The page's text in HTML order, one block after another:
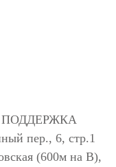
пер., 6, стр.1
(600м на В),